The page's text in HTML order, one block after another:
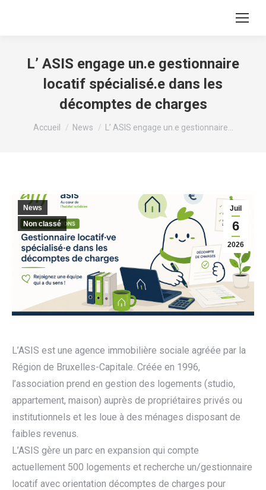
L’ ASIS engage un.e gestionnaire
locatif spécialisé.e dans les
décomptes de charges
Vous êtes ici :
Accueil News L’ ASIS engage un.e gestionnaire…
Juil
6
2026
News
Non classé
L’ASIS est une agence immobilière sociale agréée par la
Région de Bruxelles-Capitale. Créée en 1996,
l’association prend en gestion des logements (studio,
appartement, maison) auprès de propriétaires privés ou
institutionnels et les loue à des ménages disposant de
faibles revenus.
L’ASIS gère un parc en expansion qui compte
actuellement 500 logements et recherche un/gestionnaire
locatif avec orientation décomptes de charges pour